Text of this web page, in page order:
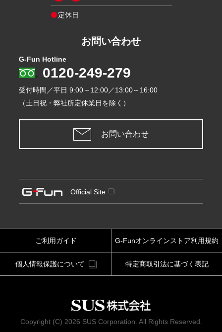
定休日
お問い合わせ
G-Fun Hotline
0120-249-279
受付時間／平日 9:00～12:00／13:00～16:00
（土日祝・弊社所定休業日を除く）
お問い合わせ
Official Site
Copyright (C) 2026 SUS Corporation. All Rights Reserved.
ご利用ガイド G-Funオンラインストア利用規約
個人情報保護について 特定商取引法に基づく表記